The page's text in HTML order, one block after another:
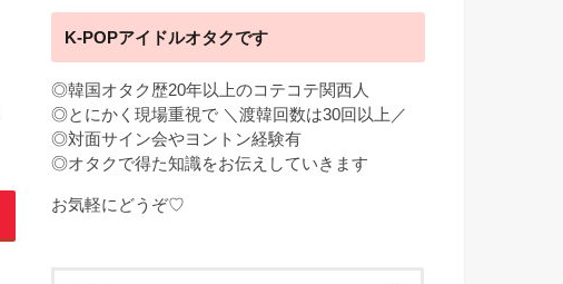
K-POPアイドルオタクです
◎韓国オタク歴20年以上のコテコテ関西人
◎とにかく現場重視で ＼渡韓回数は30回以上／
◎対面サイン会やヨントン経験有
◎オタクで得た知識をお伝えしていきます
お気軽にどうぞ♡